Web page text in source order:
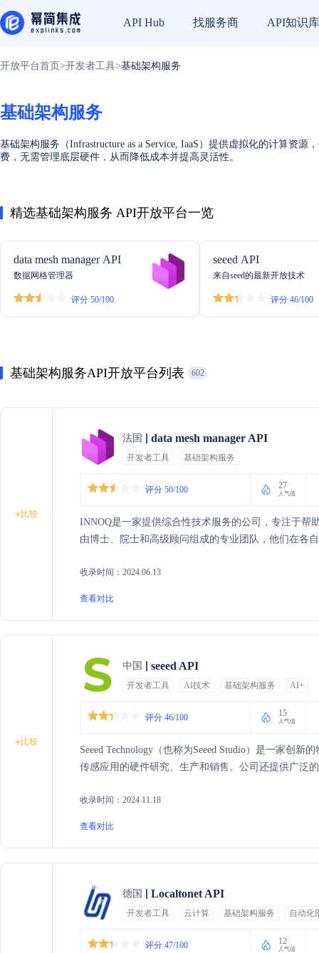
API Hub 找服务商 API知识库
开放平台首页 >开发者工具>基础架构服务
基础架构服务
基础架构服务（Infrastructure as a Service, IaaS）提供虚拟化的计算资
费，无需管理底层硬件，从而降低成本并提高灵活性。
精选基础架构服务 API开放平台一览
data mesh manager API
数据网格管理器
评分 50/100
seeed API
来自seed的最新开放技术
评分 46/100
基础架构服务API开放平台列表 602
+比较
法国 data mesh manager API
开发者工具 基础架构服务
评分 50/100 27
人气值
INNOQ是一家提供综合性技术服务的公司，专注于帮
由博士、院士和高级顾问组成的专业团队，他们在各
收录时间：2024.06.13
查看对比
+比较
中国 seeed API
开发者工具 AI技术 基础架构服务 AI+
评分 46/100 15
人气值
Seeed Technology（也称为Seeed Studio）是一家创
传感应用的硬件研究、生产和销售。公司还提供广泛
收录时间：2024.11.18
查看对比
德国 Localtonet API
开发者工具 云计算 基础架构服务 自动化
评分 47/100 12
人气值